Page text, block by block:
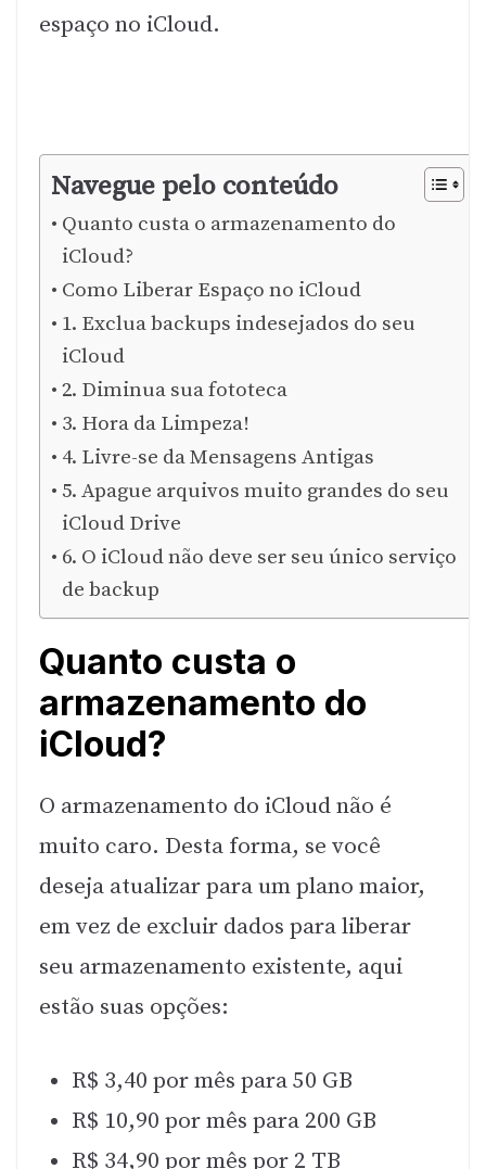
espaço no iCloud.
Navegue pelo conteúdo
Quanto custa o armazenamento do
iCloud?
Como Liberar Espaço no iCloud
1. Exclua backups indesejados do seu
iCloud
2. Diminua sua fototeca
3. Hora da Limpeza!
4. Livre-se da Mensagens Antigas
5. Apague arquivos muito grandes do seu
iCloud Drive
6. O iCloud não deve ser seu único serviço
de backup
Quanto custa o
armazenamento do
iCloud?
O armazenamento do iCloud não é
muito caro. Desta forma, se você
deseja atualizar para um plano maior,
em vez de excluir dados para liberar
seu armazenamento existente, aqui
estão suas opções:
R$ 3,40 por mês para 50 GB
R$ 10,90 por mês para 200 GB
R$ 34,90 por mês por 2 TB